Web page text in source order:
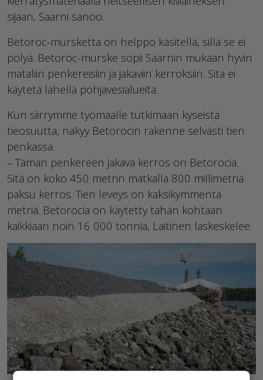
sijaan, Saarni sanoo.
Betoroc-mursketta on helppo käsitellä, sillä se ei
pölyä. Betoroc-murske sopii Saarnin mukaan hyvin
mataliin penkereisiin ja jakaviin kerroksiin. Sitä ei
käytetä lähellä pohjavesialueita.
Kun siirrymme työmaalle tutkimaan kyseistä
tieosuutta, näkyy Betorocin rakenne selvästi tien
penkassa.
– Tämän penkereen jakava kerros on Betorocia.
Sitä on koko 450 metrin matkalla 800 millimetriä
paksu kerros. Tien leveys on kaksikymmentä
metriä. Betorocia on käytetty tähän kohtaan
kaikkiaan noin 16 000 tonnia, Laitinen laskeskelee.